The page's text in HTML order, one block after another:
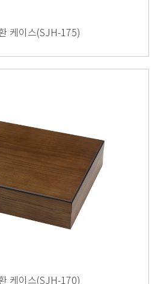
케이스(SJH-175)
케이스(SJH-170)